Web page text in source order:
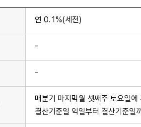
연 0.1%(세전)
-
-
매분기 마지막월 셋째주 토요일
결산기준일 익일부터 결산기준일